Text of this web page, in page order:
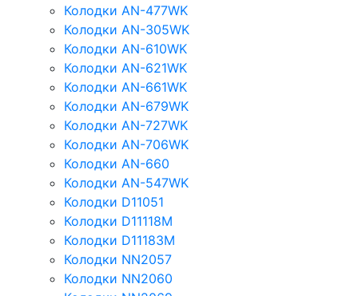
Колодки AN-477WK
Колодки AN-305WK
Колодки AN-610WK
Колодки AN-621WK
Колодки AN-661WK
Колодки AN-679WK
Колодки AN-727WK
Колодки AN-706WK
Колодки AN-660
Колодки AN-547WK
Колодки D11051
Колодки D11118M
Колодки D11183M
Колодки NN2057
Колодки NN2060